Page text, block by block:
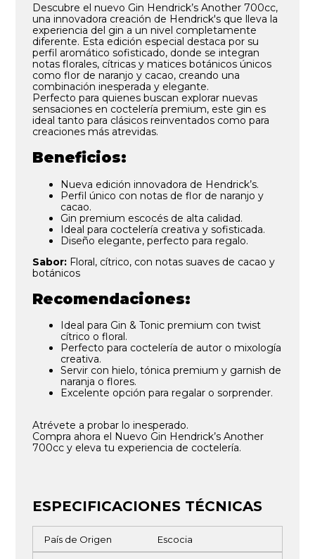
Descubre el nuevo Gin Hendrick’s Another 700cc,
una innovadora creación de Hendrick's que lleva la
experiencia del gin a un nivel completamente
diferente. Esta edición especial destaca por su
perfil aromático sofisticado, donde se integran
notas florales, cítricas y matices botánicos únicos
como flor de naranjo y cacao, creando una
combinación inesperada y elegante.
Perfecto para quienes buscan explorar nuevas
sensaciones en coctelería premium, este gin es
ideal tanto para clásicos reinventados como para
creaciones más atrevidas.
Beneficios:
Nueva edición innovadora de Hendrick’s.
Perfil único con notas de flor de naranjo y
cacao.
Gin premium escocés de alta calidad.
Ideal para coctelería creativa y sofisticada.
Diseño elegante, perfecto para regalo.
Sabor: Floral, cítrico, con notas suaves de cacao y
botánicos
Recomendaciones:
Ideal para Gin & Tonic premium con twist
cítrico o floral.
Perfecto para coctelería de autor o mixología
creativa.
Servir con hielo, tónica premium y garnish de
naranja o flores.
Excelente opción para regalar o sorprender.
Atrévete a probar lo inesperado.
Compra ahora el Nuevo Gin Hendrick’s Another
700cc y eleva tu experiencia de coctelería.
ESPECIFICACIONES TÉCNICAS
País de Origen Escocia